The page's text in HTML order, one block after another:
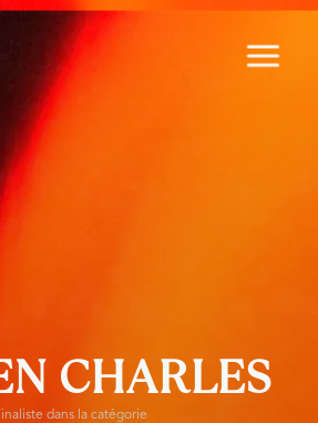
CHARLES
dans la catégorie